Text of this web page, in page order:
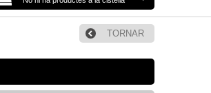
TORNAR